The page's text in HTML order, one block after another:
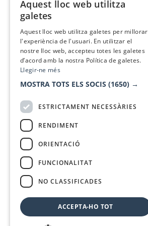
Aquest lloc web utilitza
galetes
Aquest lloc web utilitza galetes per millorar
l'experiència de l'usuari. En utilitzar el
nostre lloc web, accepteu totes les galetes
d’acord amb la nostra Política de galetes.
Llegir-ne més
MOSTRA TOTS ELS SOCIS (1650) →
ESTRICTAMENT NECESSÀRIES
RENDIMENT
ORIENTACIÓ
FUNCIONALITAT
NO CLASSIFICADES
ACCEPTA-HO TOT